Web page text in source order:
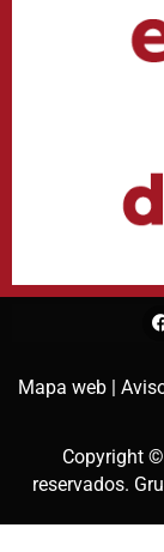
Mapa web |
Copyright
reservados.